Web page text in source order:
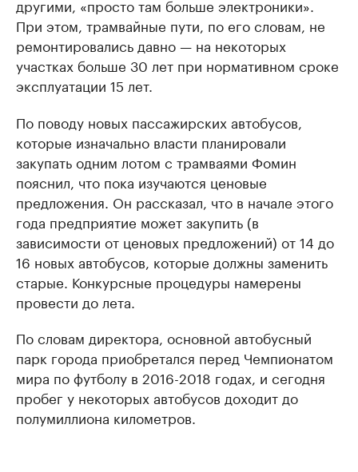
другими, «просто там больше электроники».
При этом, трамвайные пути, по его словам, не
ремонтировались давно — на некоторых
участках больше 30 лет при нормативном сроке
эксплуатации 15 лет.
По поводу новых пассажирских автобусов,
которые изначально власти планировали
закупать одним лотом с трамваями Фомин
пояснил, что пока изучаются ценовые
предложения. Он рассказал, что в начале этого
года предприятие может закупить (в
зависимости от ценовых предложений) от 14 до
16 новых автобусов, которые должны заменить
старые. Конкурсные процедуры намерены
провести до лета.
По словам директора, основной автобусный
парк города приобретался перед Чемпионатом
мира по футболу в 2016-2018 годах, и сегодня
пробег у некоторых автобусов доходит до
полумиллиона километров.